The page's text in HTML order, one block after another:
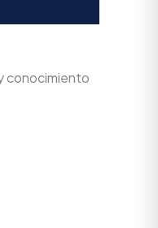
conocimiento